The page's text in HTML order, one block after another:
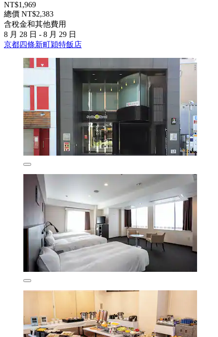
NT$1,969
總價 NT$2,383
含稅金和其他費用
8 月 28 日 - 8 月 29 日
京都四條新町穎特飯店